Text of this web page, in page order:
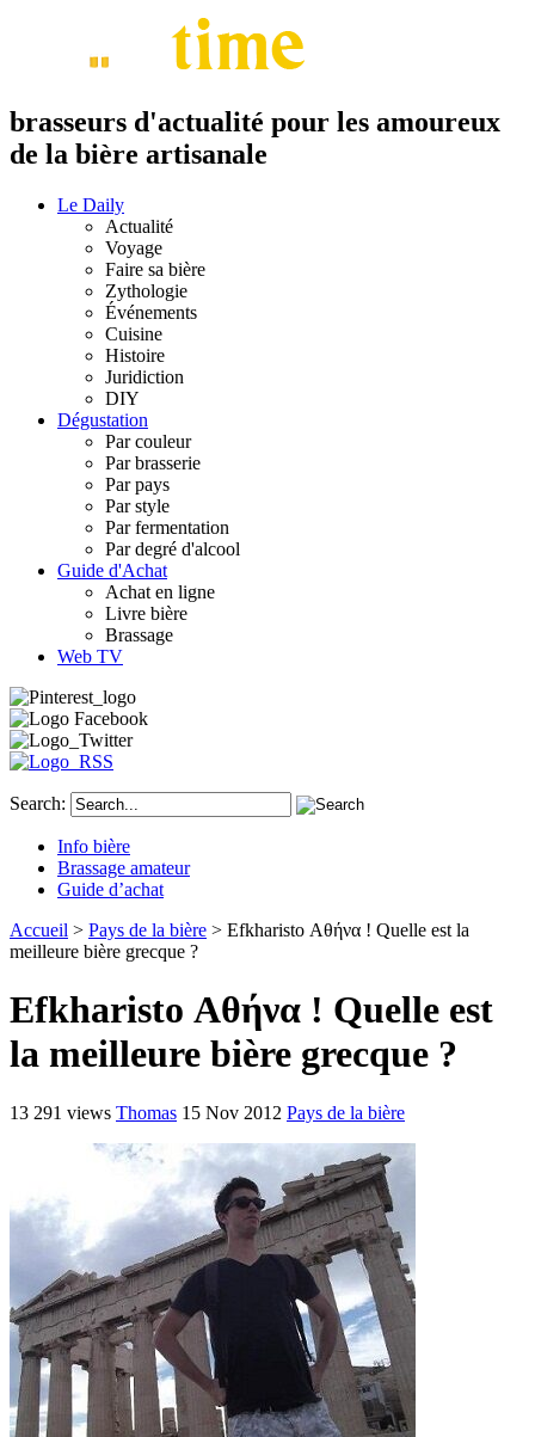
brasseurs d'actualité pour les amoureux
de la bière artisanale
Le Daily
Actualité
Voyage
Faire sa bière
Zythologie
Événements
Cuisine
Histoire
Juridiction
DIY
Dégustation
Par couleur
Par brasserie
Par pays
Par style
Par fermentation
Par degré d'alcool
Guide d'Achat
Achat en ligne
Livre bière
Brassage
Web TV
Search:
Info bière
Brassage amateur
Guide d’achat
Accueil > Pays de la bière > Efkharisto Αθήνα ! Quelle est la
meilleure bière grecque ?
Efkharisto Αθήνα ! Quelle est
la meilleure bière grecque ?
13 291 views Thomas 15 Nov 2012 Pays de la bière